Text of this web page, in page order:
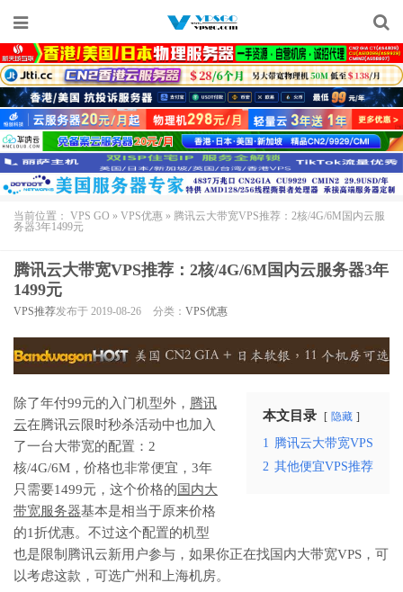
当前位置： VPS GO » VPS优惠 » 腾讯云大带宽VPS推荐：2核/4G/6M国内云服
务器3年1499元
腾讯云大带宽VPS推荐：2核/4G/6M国内云服务器3年
1499元
VPS推荐发布于 2019-08-26 分类： VPS优惠
本文目录 隐藏
1
腾讯云大带宽VPS
2 其他便宜VPS推荐
除了年付99元的入门机型外， 腾讯
云在腾讯云限时秒杀活动中也加入
了一台大带宽的配置：2
核/4G/6M，价格也非常便宜，3年
只需要1499元，这个价格的国内大
带宽服务器基本是相当于原来价格
的1折优惠。不过这个配置的机型
也是限制腾讯云新用户参与，如果你正在找国内大带宽VPS，可
以考虑这款，可选广州和上海机房。